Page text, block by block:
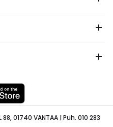
01740 VANTAA | Puh. 010 283